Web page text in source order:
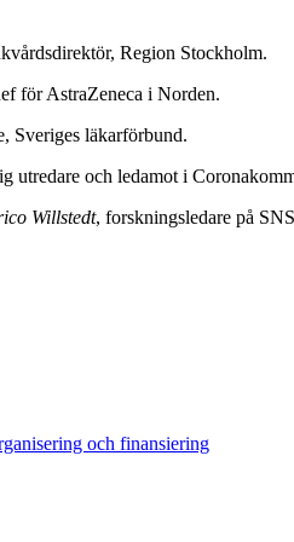
Region Stockholm.
för AstraZeneca i Norden.
Sveriges läkarförbund.
utredare och ledamot i
Willstedt, forskningsledare på
och finansiering